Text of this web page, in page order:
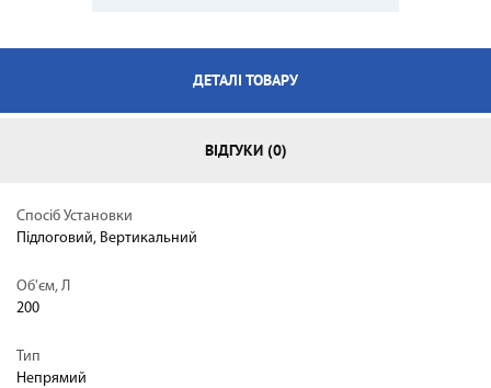
ДЕТАЛІ ТОВАРУ
ВІДГУКИ (0)
Спосіб Установки
Підлоговий, Вертикальний
Об'єм, Л
200
Тип
Непрямий